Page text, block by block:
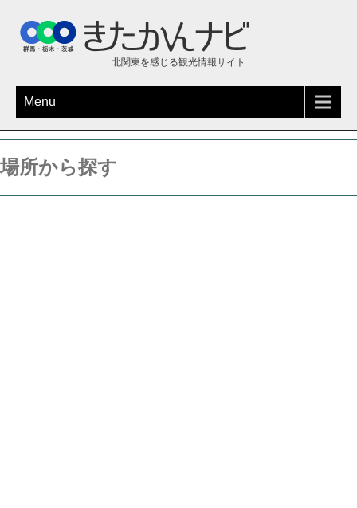
北関東を感じる観光情報サイト
Menu
場所から探す